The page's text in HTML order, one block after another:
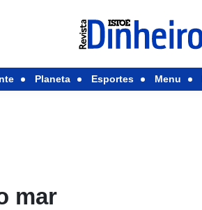
Planeta Esportes Menu
mar